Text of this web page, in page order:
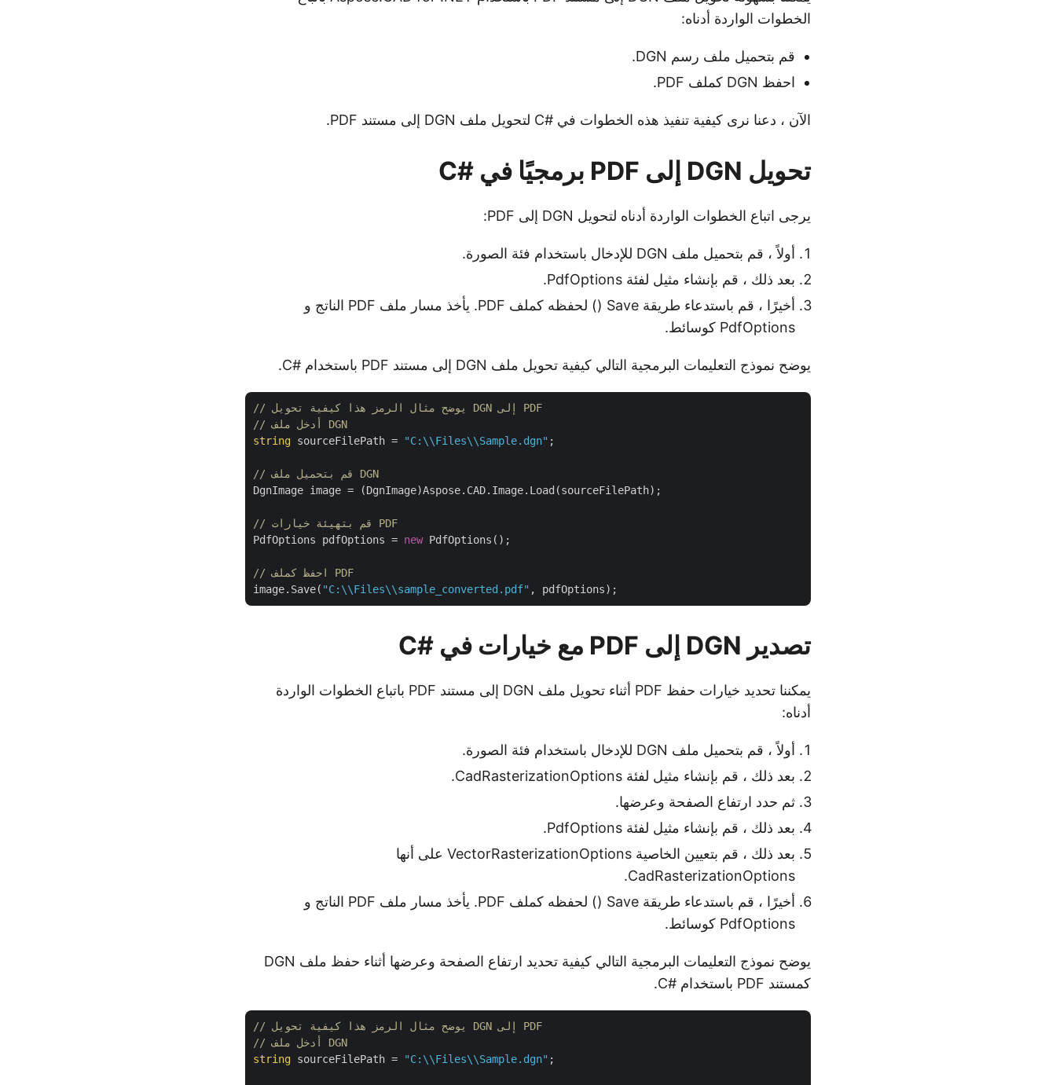
الخطوات الواردة أدناه:
قم بتحميل ملف رسم DGN.
احفظ DGN كملف PDF.
الآن ، دعنا نرى كيفية تنفيذ هذه الخطوات في #C لتحويل ملف DGN إلى مستند PDF.
تحويل DGN إلى PDF برمجيًا في #C
يرجى اتباع الخطوات الواردة أدناه لتحويل DGN إلى PDF:
أولاً ، قم بتحميل ملف DGN للإدخال باستخدام فئة الصورة.
بعد ذلك ، قم بإنشاء مثيل لفئة PdfOptions.
أخيرًا ، قم باستدعاء طريقة Save () لحفظه كملف PDF. يأخذ مسار ملف PDF الناتج و
PdfOptions كوسائط.
يوضح نموذج التعليمات البرمجية التالي كيفية تحويل ملف DGN إلى مستند PDF باستخدام #C.
// يوضح مثال الرمز هذا كيفية تحويل DGN إلى PDF
// أدخل ملف DGN
string sourceFilePath = "C:\\Files\\Sample.dgn" ;
// قم بتحميل ملف DGN
DgnImage image = (DgnImage)Aspose.CAD.Image.Load(sourceFilePath);
// قم بتهيئة خيارات PDF
PdfOptions pdfOptions = new PdfOptions();
// احفظ كملف PDF
image.Save( "C:\\Files\\sample_converted.pdf"
تصدير DGN إلى PDF مع خيارات في #C
يمكننا تحديد خيارات حفظ PDF أثناء تحويل ملف DGN إلى مستند PDF باتباع الخطوات الواردة
أدناه:
أولاً ، قم بتحميل ملف DGN للإدخال باستخدام فئة الصورة.
بعد ذلك ، قم بإنشاء مثيل لفئة CadRasterizationOptions.
ثم حدد ارتفاع الصفحة وعرضها.
بعد ذلك ، قم بإنشاء مثيل لفئة PdfOptions.
بعد ذلك ، قم بتعيين الخاصية VectorRasterizationOptions على أنها
CadRasterizationOptions.
أخيرًا ، قم باستدعاء طريقة Save () لحفظه كملف PDF. يأخذ مسار ملف PDF الناتج و
PdfOptions كوسائط.
يوضح نموذج التعليمات البرمجية التالي كيفية تحديد ارتفاع الصفحة وعرضها أثناء حفظ ملف DGN
كمستند PDF باستخدام #C.
// يوضح مثال الرمز هذا كيفية تحويل DGN إلى PDF
// أدخل ملف DGN
string sourceFilePath = "C:\\Files\\Sample.dgn" ;